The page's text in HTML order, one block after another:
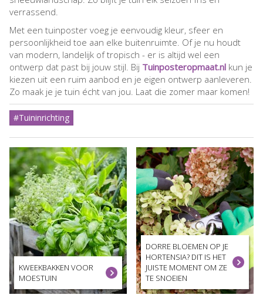
verrassend.
Met een tuinposter voeg je eenvoudig kleur, sfeer en
persoonlijkheid toe aan elke buitenruimte. Of je nu houdt
van modern, landelijk of tropisch - er is altijd wel een
ontwerp dat past bij jouw stijl. Bij Tuinposteropmaat.nl kun je
kiezen uit een ruim aanbod en je eigen ontwerp aanleveren.
Zo maak je je tuin écht van jou. Laat die zomer maar komen!
#Tuininrichting
KWEEKBAKKEN VOOR
MOESTUIN
DORRE BLOEMEN OP JE
HORTENSIA? DIT IS HET
JUISTE MOMENT OM ZE
TE SNOEIEN